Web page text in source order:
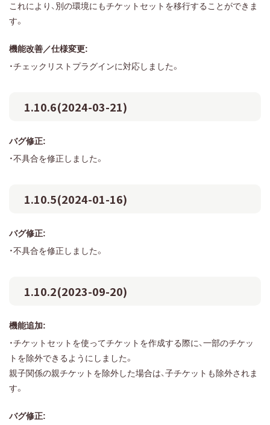
これにより、別の環境にもチケットセットを移行することができま
す。
機能改善／仕様変更:
・チェックリストプラグインに対応しました。
1.10.6(2024-03-21)
バグ修正:
・不具合を修正しました。
1.10.5(2024-01-16)
バグ修正:
・不具合を修正しました。
1.10.2(2023-09-20)
機能追加:
・チケットセットを使ってチケットを作成する際に、一部のチケッ
トを除外できるようにしました。
親子関係の親チケットを除外した場合は、子チケットも除外されま
す。
バグ修正: